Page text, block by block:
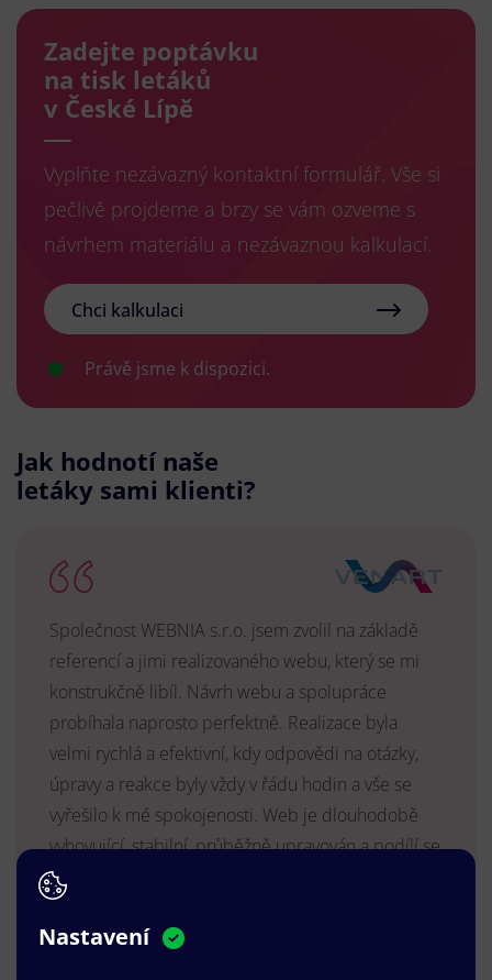
Zadejte poptávku
na tisk letáků
v České Lípě
Vyplňte nezávazný kontaktní formulář. Vše si
pečlivě projdeme a brzy se vám ozveme s
návrhem materiálu a nezávaznou kalkulací.
Chci kalkulaci
Právě jsme k dispozici.
Jak hodnotí naše
letáky sami klienti?
Společnost WEBNIA s.r.o. jsem zvolil na základě
referencí a jimi realizovaného webu, který se mi
konstrukčně libíl. Návrh webu a spolupráce
probíhala naprosto perfektně. Realizace byla
velmi rychlá a efektivní, kdy odpovědi na otázky,
úpravy a reakce byly vždy v řádu hodin a vše se
vyřešilo k mé spokojenosti. Web je dlouhodobě
vyhovující, stabilní, průběžně upravován a podílí se
na pozitivním vnímání naší značky.
MUDr. Radek Vyšohlíd
VENART s.r.o.
Nastavení